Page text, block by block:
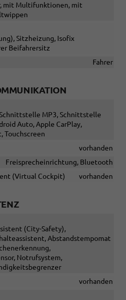
mit Multifunktionen, mit
Sitzheizung, Isofix
Beifahrersitz
Fahrer
MP3, Schnittstelle
Auto, Apple CarPlay,
Touchscreen
vorhanden
Freisprecheinrichtung, Bluetooth
(Virtual Cockpit)
vorhanden
(City-Safety),
Abstandstempomat
Notrufsystem,
vorhanden